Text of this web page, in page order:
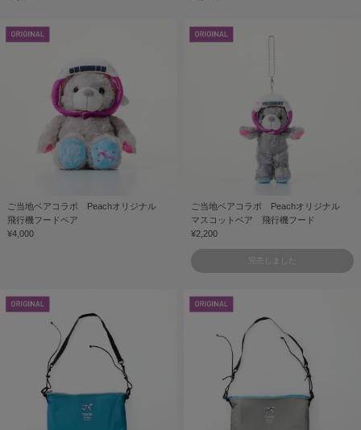
ご当地ベアコラボ Peachオリジナル
飛行機フードベア
¥4,000
ご当地ベアコラボ Peachオリジナル
マスコットベア 飛行機フード
¥2,200
完売しました